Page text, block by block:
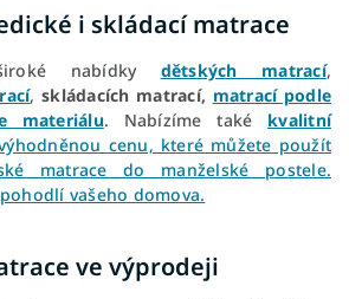
i skládací matrace
nabídky dětských matrací,
,skládacích matrací, matrací podle
materiálu. Nabízíme také kvalitní
cenu, které můžete použít
matrace do manželské postele.
vašeho domova.
ve výprodeji